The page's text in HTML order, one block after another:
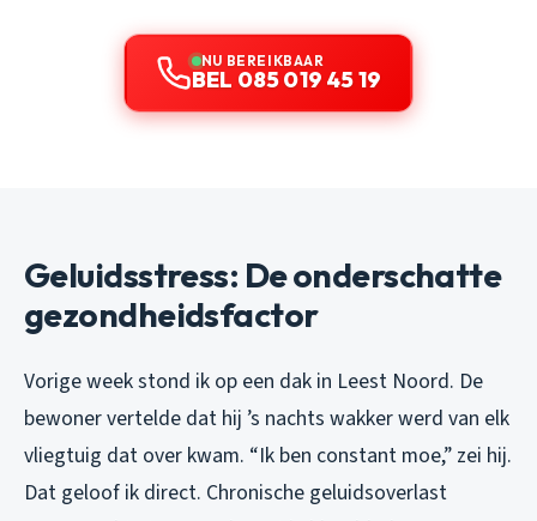
NU BEREIKBAAR
BEL 085 019 45 19
Geluidsstress: De onderschatte
gezondheidsfactor
Vorige week stond ik op een dak in Leest Noord. De
bewoner vertelde dat hij ’s nachts wakker werd van elk
vliegtuig dat over kwam. “Ik ben constant moe,” zei hij.
Dat geloof ik direct. Chronische geluidsoverlast